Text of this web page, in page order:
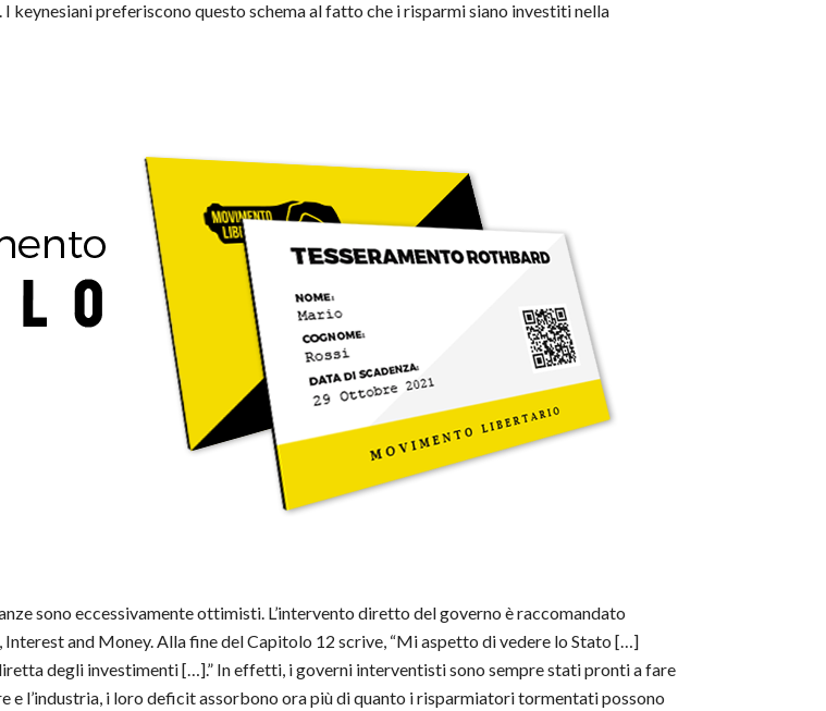
preferiscono questo schema al fatto che i risparmi siano investiti nella
sono eccessivamente ottimisti. L’intervento diretto del governo è raccomandato
and Money. Alla fine del Capitolo 12 scrive, “Mi aspetto di vedere lo Stato […]
degli investimenti […].” In effetti, i governi interventisti sono sempre stati pronti a fare
l’industria, i loro deficit assorbono ora più di quanto i risparmiatori tormentati possono